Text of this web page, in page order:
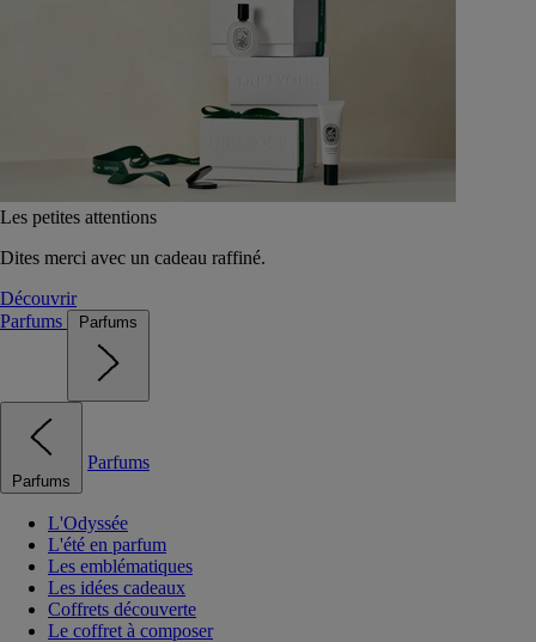
Les petites attentions
Dites merci avec un cadeau raffiné.
Découvrir
Parfums
Parfums
Parfums
Parfums
L'Odyssée
L'été en parfum
Les emblématiques
Les idées cadeaux
Coffrets découverte
Le coffret à composer